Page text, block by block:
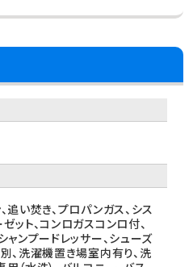
追い焚き、プロパンガス、シス
ット、コンロガスコンロ付、
ャンプードレッサー、シューズ
、洗濯機置き場室内有り、洗